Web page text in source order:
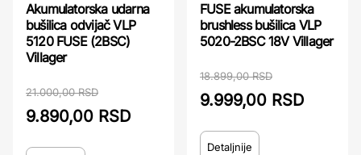
Akumulatorska udarna
bušilica odvijač VLP
5120 FUSE (2BSC)
Villager
21.000,00 RSD
9.890,00 RSD
FUSE akumulatorska
brushless bušilica VLP
5020-2BSC 18V Villager
18.899,00 RSD
9.999,00 RSD
Detaljnije